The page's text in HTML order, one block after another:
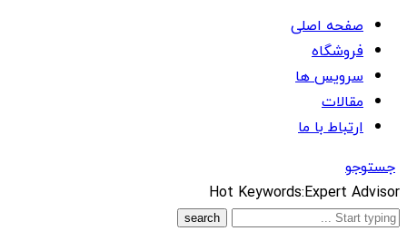
صفحه اصلی
فروشگاه
سرویس ها
مقالات
ارتباط با ما
جستوجو
What
are
Hot Keywords:Expert Advisor